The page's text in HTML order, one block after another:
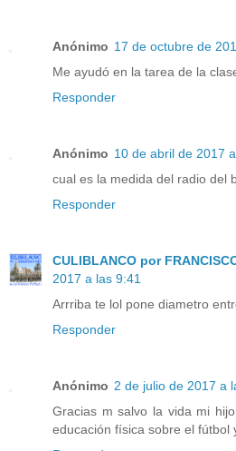
Anónimo 17 de octubre de
Me ayudó en la tarea de la
Responder
Anónimo 10 de abril de 2017
cual es la medida del radio del
Responder
CULIBLANCO por
2017 a las 9:41
Arrriba te lol pone diametro
Responder
Anónimo 2 de julio de 2017 a
Gracias m salvo la vida mi
educación física sobre el fútbol